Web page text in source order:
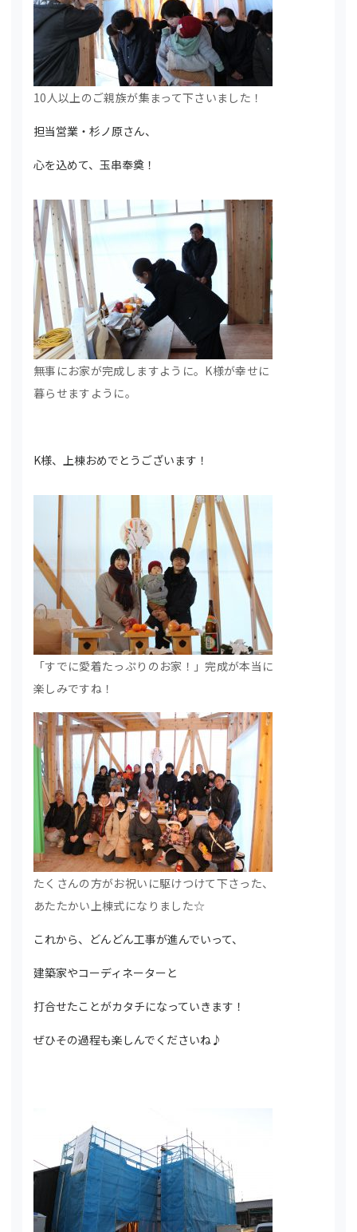
10人以上のご親族が集まって下さいました！
担当営業・杉ノ原さん、
心を込めて、玉串奉奠！
無事にお家が完成しますように。K様が幸せに
暮らせますように。
K様、上棟おめでとうございます！
「すでに愛着たっぷりのお家！」完成が本当に
楽しみですね！
たくさんの方がお祝いに駆けつけて下さった、
あたたかい上棟式になりました☆
これから、どんどん工事が進んでいって、
建築家やコーディネーターと
打合せたことがカタチになっていきます！
ぜひその過程も楽しんでくださいね♪